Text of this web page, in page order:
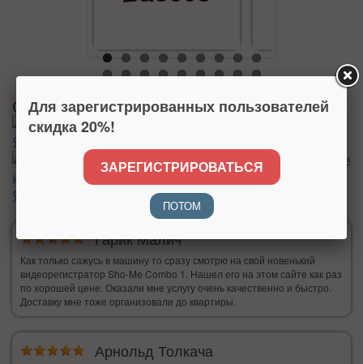
Отзывы о нас на Яндекс.Маркете
Гарик Малич
Как только сажусь в машину то сразу смотрю на свой новенький
видеорегистратор Sho-Me Combo 1. Нашел его на этом сайте как раз
по хорошей цене. Оказали мне услугу очень качественно и быстро.
Доставку мне тоже организовали до квартиры.
Арнольд Толкача
Для зарегистрированных пользователей
скидка 20%!
ЗАРЕГИСТРИРОВАТЬСЯ
ПОТОМ